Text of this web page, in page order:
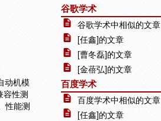
动机模
容性测
性能测
谷歌学术
谷歌学术中相似的文章
[任鑫]的文章
[曹冬磊]的文章
[金蓓弘]的文章
百度学术
百度学术中相似的文章
[任鑫]的文章